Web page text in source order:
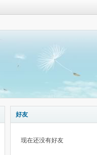
好友
现在还没有好友